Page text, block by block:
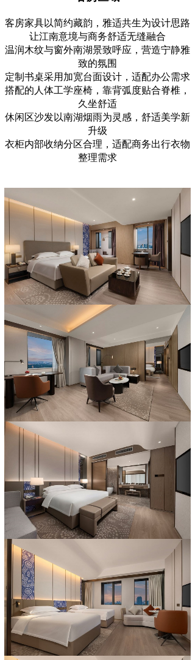
客房家具以简约藏韵，雅适共生为设计思路
让江南意境与商务舒适无缝融合
温润木纹与窗外南湖景致呼应，营造宁静雅
致的氛围
定制书桌采用加宽台面设计，适配办公需求
搭配的人体工学座椅，靠背弧度贴合脊椎，
久坐舒适
休闲区沙发以南湖烟雨为灵感，舒适美学新
升级
衣柜内部收纳分区合理，适配商务出行衣物
整理需求